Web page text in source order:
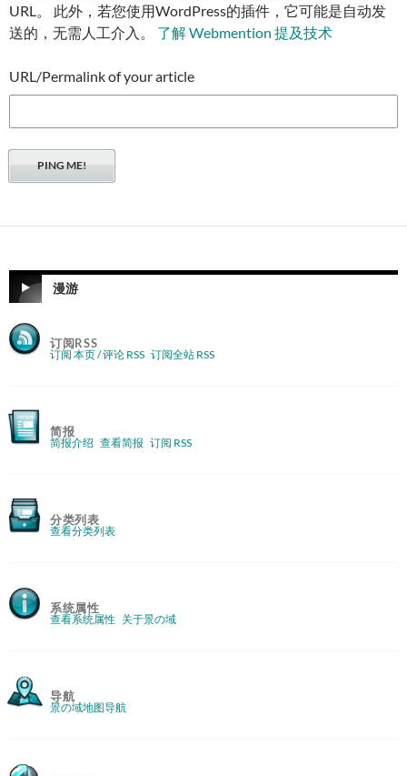
URL。 此外，若您使用WordPress的插件，它可能是自动发
送的，无需人工介入。 了解 Webmention 提及技术
URL/Permalink of your article
漫游
订阅RSS
订阅 本页 / 评论 RSS 订阅全站 RSS
简报
简报介绍 查看简报 订阅 RSS
分类列表
查看分类列表
系统属性
查看系统属性 关于景の域
导航
景の域地图导航